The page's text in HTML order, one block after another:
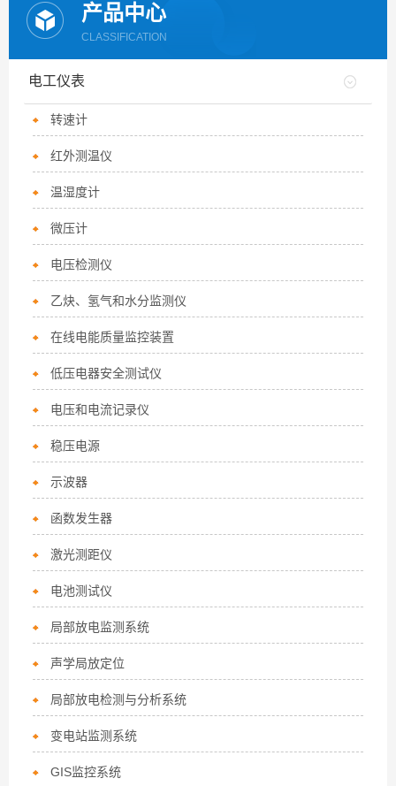
产品中心
CLASSIFICATION
电工仪表
转速计
红外测温仪
温湿度计
微压计
电压检测仪
乙炔、氢气和水分监测仪
在线电能质量监控装置
低压电器安全测试仪
电压和电流记录仪
稳压电源
示波器
函数发生器
激光测距仪
电池测试仪
局部放电监测系统
声学局放定位
局部放电检测与分析系统
变电站监测系统
GIS监控系统